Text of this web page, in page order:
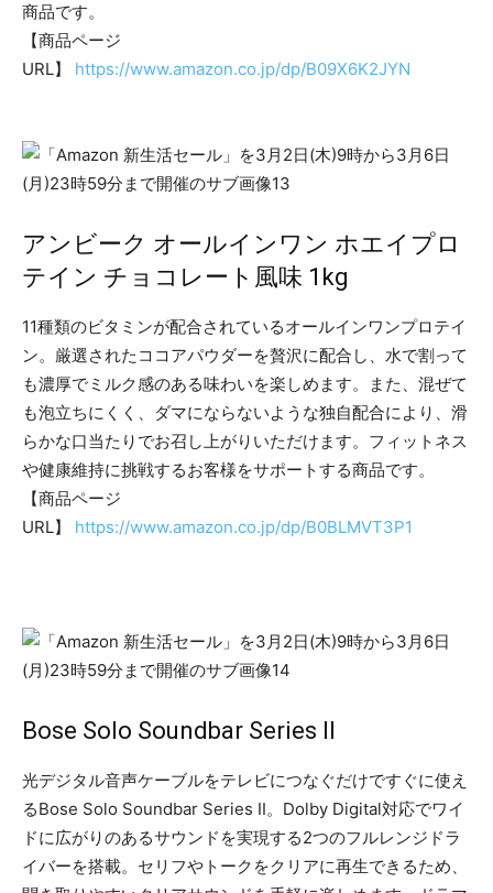
商品です。
【商品ページ
URL】 https://www.amazon.co.jp/dp/B09X6K2JYN
アンビーク オールインワン ホエイプロ
テイン チョコレート風味 1kg
11種類のビタミンが配合されているオールインワンプロテイ
ン。厳選されたココアパウダーを贅沢に配合し、水で割って
も濃厚でミルク感のある味わいを楽しめます。また、混ぜて
も泡立ちにくく、ダマにならないような独自配合により、滑
らかな口当たりでお召し上がりいただけます。フィットネス
や健康維持に挑戦するお客様をサポートする商品です。
【商品ページ
URL】 https://www.amazon.co.jp/dp/B0BLMVT3P1
Bose Solo Soundbar Series II
光デジタル音声ケーブルをテレビにつなぐだけですぐに使え
るBose Solo Soundbar Series II。Dolby Digital対応でワイ
ドに広がりのあるサウンドを実現する2つのフルレンジドラ
イバーを搭載。セリフやトークをクリアに再生できるため、